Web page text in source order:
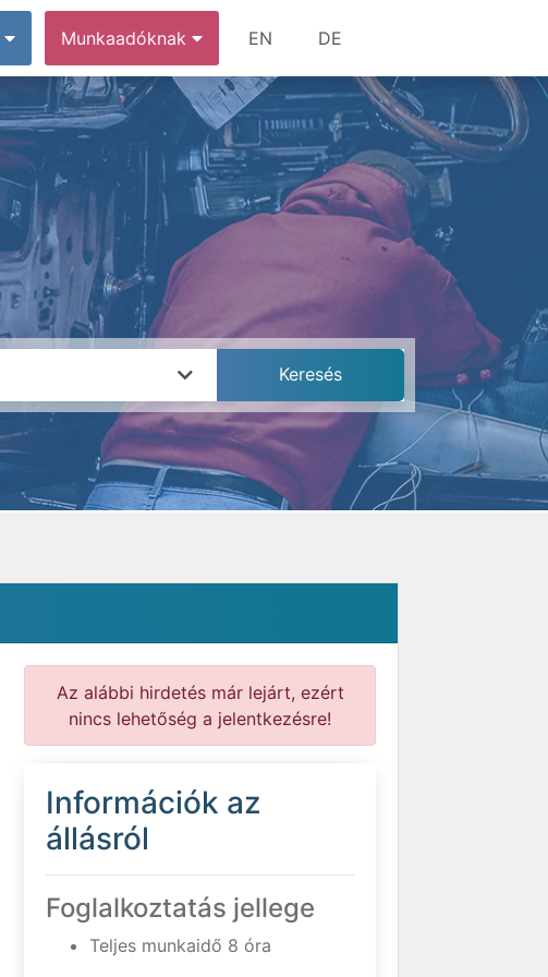
Munkaadóknak EN DE
Az alábbi hirdetés már lejárt, ezért
nincs lehetőség a jelentkezésre!
Információk az
állásról
Foglalkoztatás jellege
Teljes munkaidő 8 óra